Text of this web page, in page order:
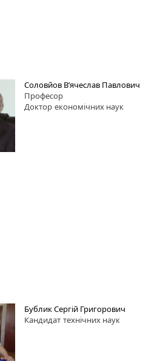
Соловйов В’ячеслав Павлович
Професор
Доктор економічних наук
Бублик Сергій Григорович
Кандидат технічних наук